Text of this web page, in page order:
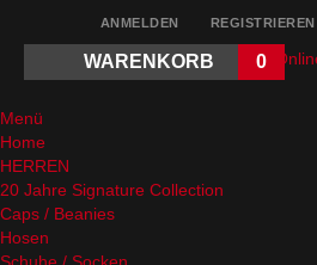
REGISTRIEREN
ANMELDEN
WARENKORB 0
Menü
Home
HERREN
20 Jahre Signature Collection
Caps / Beanies
Hosen